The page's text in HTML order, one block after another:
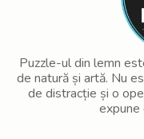
Puzzle-ul din lemn
de natură și artă. Nu
de distracție și o
expune